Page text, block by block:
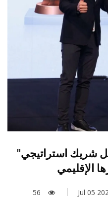
شريك استراتيجي"
56